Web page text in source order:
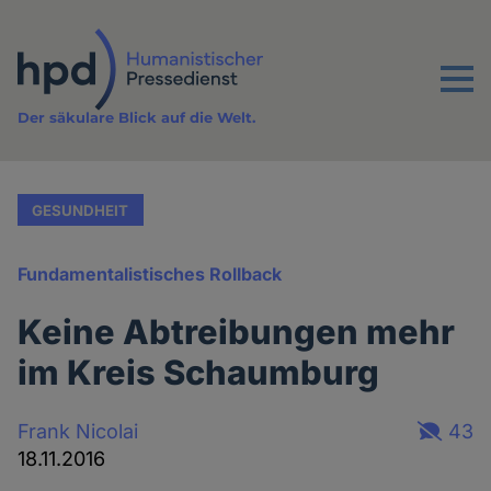
Inhalt
Menu
Der säkulare Blick auf die Welt.
GESUNDHEIT
Fundamentalistisches Rollback
Keine Abtreibungen mehr
im Kreis Schaumburg
Frank Nicolai
18.11.2016
43